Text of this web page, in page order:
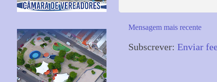
Mensagem mais recente
Subscrever: Enviar